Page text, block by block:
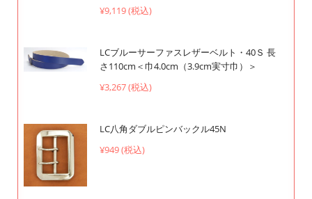
¥9,119 (税込)
LCブルーサーファスレザーベルト・40Ｓ 長
さ110cm＜巾4.0cm（3.9cm実寸巾）＞
¥3,267 (税込)
LC八角ダブルピンバックル45N
¥949 (税込)